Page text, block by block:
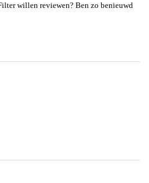
willen reviewen? Ben zo benieuwd